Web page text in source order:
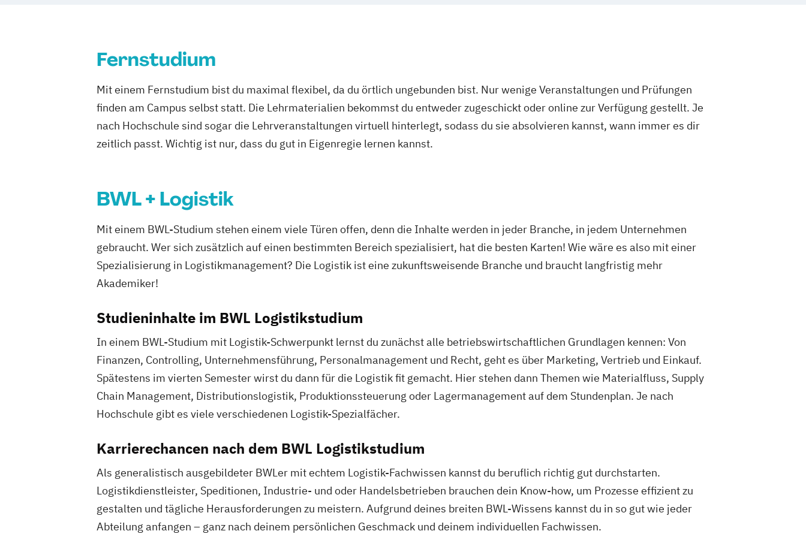
Fernstudium
Mit einem Fernstudium bist du maximal flexibel, da du örtlich ungebunden bist. Nur wenige Veranstaltungen und Prüfungen
finden am Campus selbst statt. Die Lehrmaterialien bekommst du entweder zugeschickt oder online zur Verfügung gestellt. Je
nach Hochschule sind sogar die Lehrveranstaltungen virtuell hinterlegt, sodass du sie absolvieren kannst, wann immer es dir
zeitlich passt. Wichtig ist nur, dass du gut in Eigenregie lernen kannst.
BWL + Logistik
Mit einem BWL-Studium stehen einem viele Türen offen, denn die Inhalte werden in jeder Branche, in jedem Unternehmen
gebraucht. Wer sich zusätzlich auf einen bestimmten Bereich spezialisiert, hat die besten Karten! Wie wäre es also mit einer
Spezialisierung in Logistikmanagement? Die Logistik ist eine zukunftsweisende Branche und braucht langfristig mehr
Akademiker!
Studieninhalte im BWL Logistikstudium
In einem BWL-Studium mit Logistik-Schwerpunkt lernst du zunächst alle betriebswirtschaftlichen Grundlagen kennen: Von
Finanzen, Controlling, Unternehmensführung, Personalmanagement und Recht, geht es über Marketing, Vertrieb und Einkauf.
Spätestens im vierten Semester wirst du dann für die Logistik fit gemacht. Hier stehen dann Themen wie Materialfluss, Supply
Chain Management, Distributionslogistik, Produktionssteuerung oder Lagermanagement auf dem Stundenplan. Je nach
Hochschule gibt es viele verschiedenen Logistik-Spezialfächer.
Karrierechancen nach dem BWL Logistikstudium
Als generalistisch ausgebildeter BWLer mit echtem Logistik-Fachwissen kannst du beruflich richtig gut durchstarten.
Logistikdienstleister, Speditionen, Industrie- und oder Handelsbetrieben brauchen dein Know-how, um Prozesse effizient zu
gestalten und tägliche Herausforderungen zu meistern. Aufgrund deines breiten BWL-Wissens kannst du in so gut wie jeder
Abteilung anfangen – ganz nach deinem persönlichen Geschmack und deinem individuellen Fachwissen.